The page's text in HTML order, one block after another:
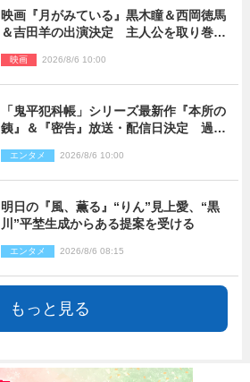
映画『月がみている』黒木瞳＆西岡徳馬
＆吉田羊の出演決定 主人公を取り巻く
映画 2026/8/6 10:00
「鬼平犯科帳」シリーズ最新作『本所の
銕』＆『密告』放送・配信日決定 過去
エンタメ 2026/8/6 10:00
明日の『風、薫る』“りん”見上愛、“黒
川”平埜生成からある提案を受ける
エンタメ 2026/8/6 08:15
もっと見る